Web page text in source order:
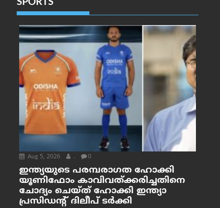
SPORTS
Aug 5, 2026 . 0
ഇന്ത്യയുടെ പരമ്പരാഗത ഹോക്കി
യൂണിഫോം കാവിവത്ക്കരിച്ചതിനെ
ചോദ്യം ചെയ്ത് ഹോക്കി ഇന്ത്യാ
പ്രസിഡന്റ് ദിലീപ് ടര്‍ക്കി